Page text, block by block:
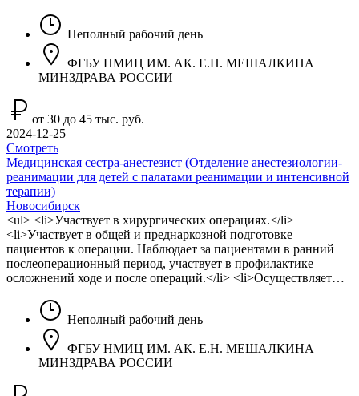
Неполный рабочий день
ФГБУ НМИЦ ИМ. АК. Е.Н. МЕШАЛКИНА
МИНЗДРАВА РОССИИ
от 30 до 45 тыс. руб.
2024-12-25
Смотреть
Медицинская сестра-анестезист (Отделение анестезиологии-
реанимации для детей с палатами реанимации и интенсивной
терапии)
Новосибирск
<ul> <li>Участвует в хирургических операциях.</li>
<li>Участвует в общей и преднаркозной подготовке
пациентов к операции. Наблюдает за пациентами в ранний
послеоперационный период, участвует в профилактике
осложнений ходе и после операций.</li> <li>Осуществляет…
Неполный рабочий день
ФГБУ НМИЦ ИМ. АК. Е.Н. МЕШАЛКИНА
МИНЗДРАВА РОССИИ